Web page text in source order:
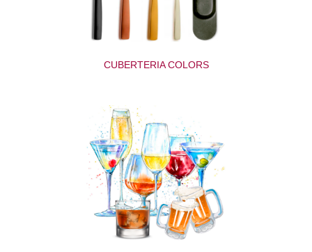
CUBERTERIA COLORS